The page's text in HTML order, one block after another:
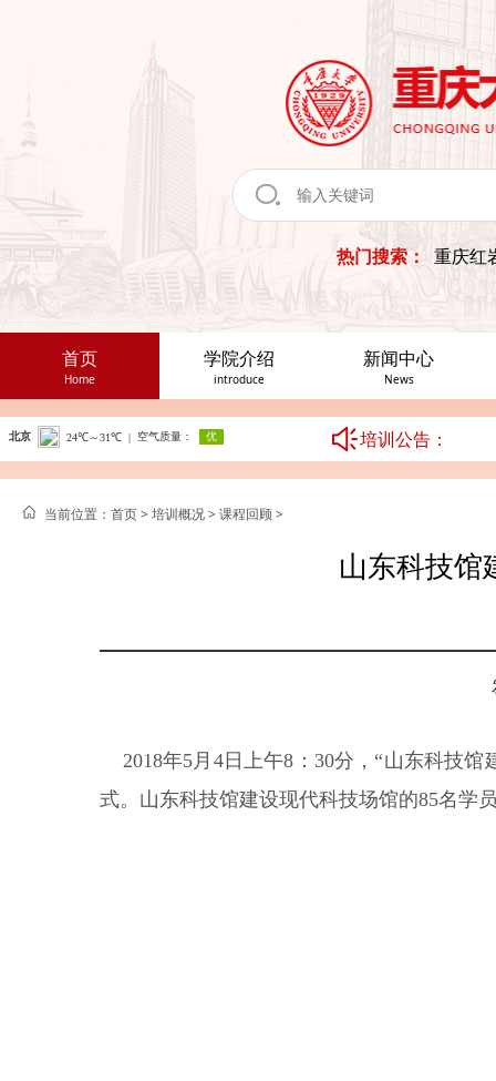
热门搜索： 重庆红
首页
Home
学院介绍
introduce
新闻中心
News
培训公告：
当前位置： 首页 > 培训概况> 课程回顾>
山东科技馆
2018年5月4日上午8：30分，“山东科技馆
式。山东科技馆建设现代科技场馆的85名学